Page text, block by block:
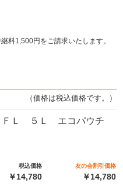
料1,500円をご請求いたします。
（価格は税込価格です。）
ＦＬ ５Ｌ エコパウチ
税込価格
￥14,780
友の会割引価格
￥14,780